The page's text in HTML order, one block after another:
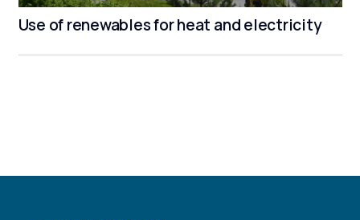
Use of renewables for heat and electricity